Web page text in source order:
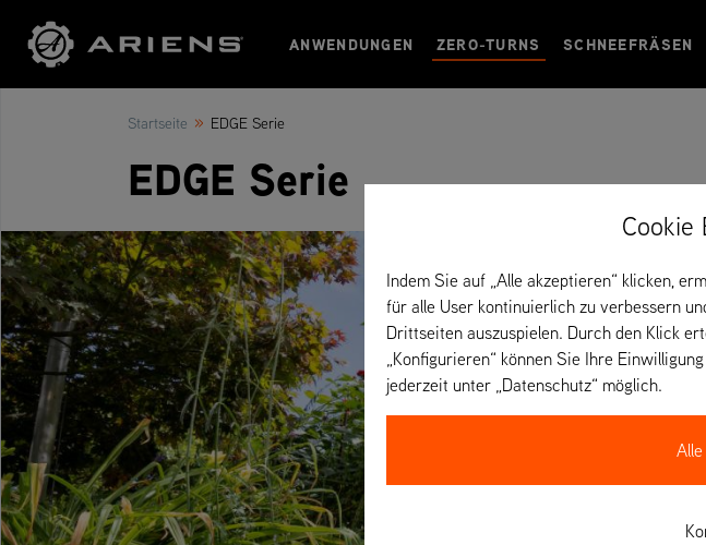
ANWENDUNGEN ZERO-TURNS SCHNEEFRÄSEN
Startseite » EDGE Serie
EDGE Serie
Cookie
Indem Sie auf „Alle akzeptieren“ klicken,
für alle User kontinuierlich zu verbessern
Drittseiten auszuspielen. Durch den Klick
„Konfigurieren“ können Sie Ihre
jederzeit unter „Datenschutz“ möglich.